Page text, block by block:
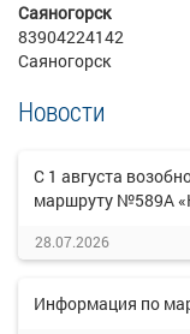
Саяногорск
83904224142
Саяногорск
Новости
С 1 августа
маршруту №589А
28.07.2026
Информация по